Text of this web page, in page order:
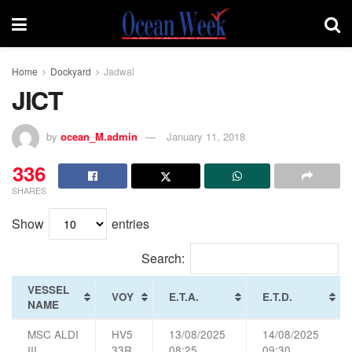
Home Dockyard Jadwal
JICT
by ocean_M.admin January 11, 2018
336
SHARES
Show
entries
Search:
VESSEL
NAME
VOY E.T.A. E.T.D.
MSC ALDI
HV5
13/08/2025
14/08/2025